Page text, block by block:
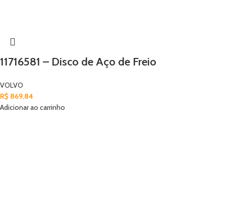
11716581 – Disco de Aço de Freio
VOLVO
R$ 869,84
Adicionar ao carrinho